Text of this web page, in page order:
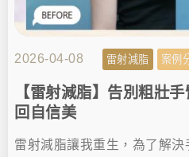
2026-04-08 雷射減脂 案例
【雷射減脂】告別粗壯
回自信美
雷射減脂讓我重生，為了解